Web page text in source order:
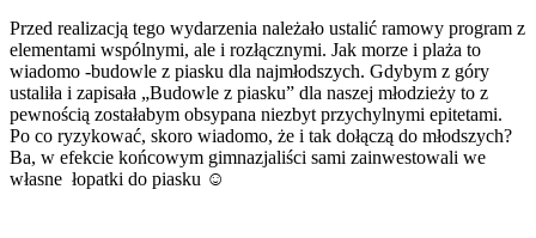
Przed realizacją tego wydarzenia należało ustalić ramowy program z
elementami wspólnymi, ale i rozłącznymi. Jak morze i plaża to
wiadomo -budowle z piasku dla najmłodszych. Gdybym z góry
ustaliła i zapisała „Budowle z piasku” dla naszej młodzieży to z
pewnością zostałabym obsypana niezbyt przychylnymi epitetami.
Po co ryzykować, skoro wiadomo, że i tak dołączą do młodszych?
Ba, w efekcie końcowym gimnazjaliści sami zainwestowali we
własne łopatki do piasku ☺